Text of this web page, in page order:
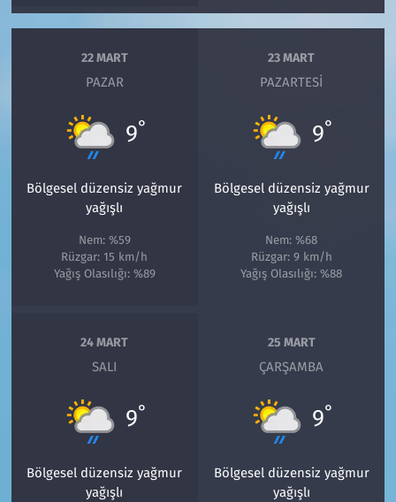
22 MART
PAZAR
9°
Bölgesel düzensiz yağmur
yağışlı
Nem: %59
Rüzgar: 15 km/h
Yağış Olasılığı: %89
23 MART
PAZARTESI
9°
Bölgesel düzensiz yağmur
yağışlı
Nem: %68
Rüzgar: 9 km/h
Yağış Olasılığı: %88
24 MART
SALI
9°
Bölgesel düzensiz yağmur
yağışlı
25 MART
ÇARŞAMBA
9°
Bölgesel düzensiz yağmur
yağışlı